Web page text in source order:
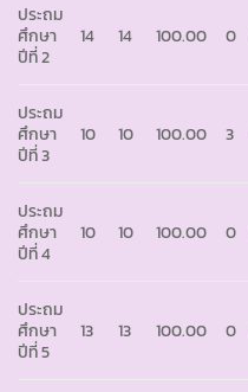
ประถม
ศึกษา
ปีที่ 2
14 14 100.00 0
ประถม
ศึกษา
ปีที่ 3
10 10 100.00 3
ประถม
ศึกษา
ปีที่ 4
10 10 100.00 0
ประถม
ศึกษา
ปีที่ 5
13 13 100.00 0